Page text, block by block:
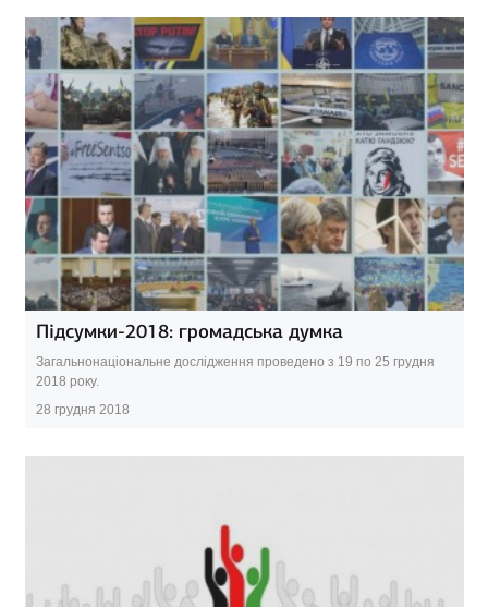
Підсумки-2018: громадська думка
Загальнонаціональне дослідження проведено з 19 по 25 грудня
2018 року.
28 грудня 2018